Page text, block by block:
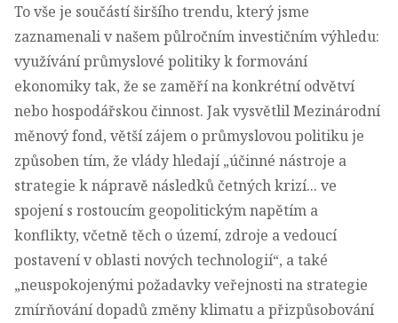
To vše je součástí širšího trendu, který jsme
zaznamenali v našem půlročním investičním výhledu:
využívání průmyslové politiky k formování
ekonomiky tak, že se zaměří na konkrétní odvětví
nebo hospodářskou činnost. Jak vysvětlil Mezinárodní
měnový fond, větší zájem o průmyslovou politiku je
způsoben tím, že vlády hledají „účinné nástroje a
strategie k nápravě následků četných krizí... ve
spojení s rostoucím geopolitickým napětím a
konflikty, včetně těch o území, zdroje a vedoucí
postavení v oblasti nových technologií“, a také
„neuspokojenými požadavky veřejnosti na strategie
zmírňování dopadů změny klimatu a přizpůsobování